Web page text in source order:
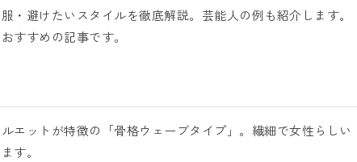
・避けたいスタイルを徹底解説。芸能人の例も紹介します。
すすめの記事です。
エットが特徴の「骨格ウェーブタイプ」。繊細で女性らしい
す。